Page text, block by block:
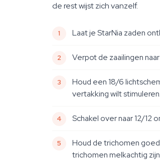
de rest wijst zich vanzelf.
Laat je StarNia zaden
Verpot de zaailingen
Houd een 18/6
vertakking wilt stimuleren.
Schakel over naar 12/12
Houd de trichomen
trichomen melkachtig